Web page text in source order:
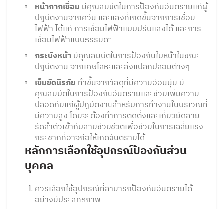
หน้ากากเชื่อม มีคุณสมบัติในการป้องกันอันตรายแก่ผู้
ปฏิบัติงานจากควัน และแสงที่เกิดขึ้นจากการเชื่อม
ไฟฟ้า ได้แก่ การเชื่อมไฟฟ้าแบบปรับแสงได้ และการ
เชื่อมไฟฟ้าแบบธรรมดา
กระบังหน้า มีคุณสมบัติในการป้องกันใบหน้าในขณะ
ปฏิบัติงาน จากเศษโลหะและสิ่งแปลกปลอมต่างๆ
เข็มขัดนิรภัย ทำขึ้นจากวัสดุที่มีความอ่อนนุ่ม มี
คุณสมบัติในการป้องกันอันตรายและช่วยเพิ่มความ
ปลอดภัยแก่ผู้ปฏิบัติงานสำหรับการทำงานในบริเวณที่
มีความสูง โดยจะต้องทำการติดตั้งและเกี่ยวยึดสาย
รัดลำตัวเข้ากับสายช่วยชีวิตเพื่อช่วยในการเฉลี่ยแรง
กระชากที่อาจก่อให้เกิดอันตรายได้
หลักการเลือกใช้อุปกรณ์ป้องกันส่วน
บุคคล
ควรเลือกใช้อุปกรณ์ที่สามารถป้องกันอันตรายได้
อย่างมีประสิทธิภาพ